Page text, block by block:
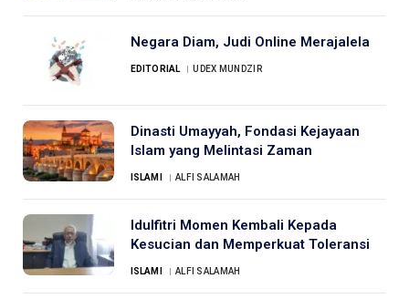
Negara Diam, Judi Online Merajalela
EDITORIAL UDEX MUNDZIR
Dinasti Umayyah, Fondasi Kejayaan
Islam yang Melintasi Zaman
ISLAMI ALFI SALAMAH
Idulfitri Momen Kembali Kepada
Kesucian dan Memperkuat Toleransi
ISLAMI ALFI SALAMAH